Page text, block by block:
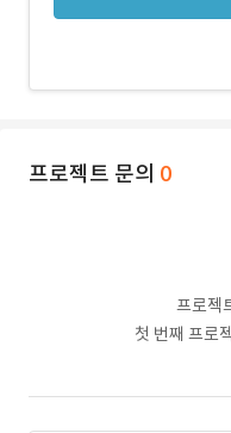
프로젝트 문의 0
프로젝
첫 번째 프로